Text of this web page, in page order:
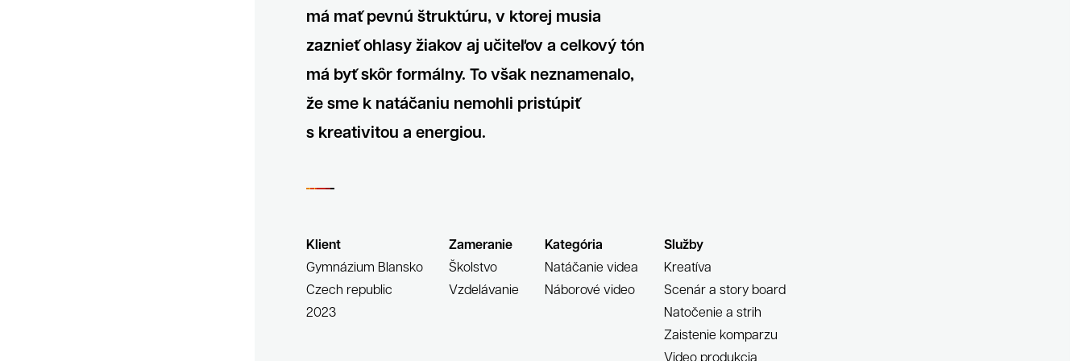
má mať pevnú štruktúru, v ktorej musia
zaznieť ohlasy žiakov aj učiteľov a celkový tón
má byť skôr formálny. To však neznamenalo,
že sme k natáčaniu nemohli pristúpiť
s kreativitou a energiou.
Klient
Gymnázium Blansko
Czech republic
2023
Zameranie
Školstvo
Vzdelávanie
Kategória
Natáčanie videa
Náborové video
Služby
Kreatíva
Scenár a story board
Natočenie a strih
Zaistenie komparzu
Video produkcia